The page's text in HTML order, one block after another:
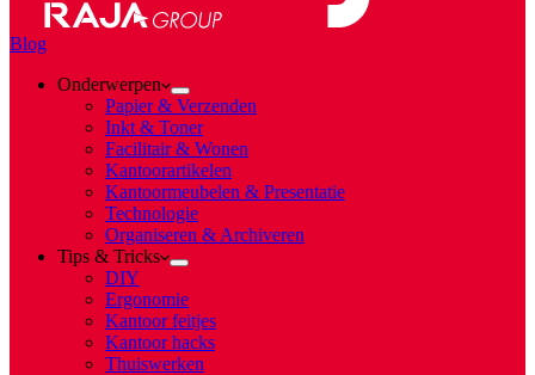
Blog
Onderwerpen
Papier & Verzenden
Inkt & Toner
Facilitair & Wonen
Kantoorartikelen
Kantoormeubelen & Presentatie
Technologie
Organiseren & Archiveren
Tips & Tricks
DIY
Ergonomie
Kantoor feitjes
Kantoor hacks
Thuiswerken